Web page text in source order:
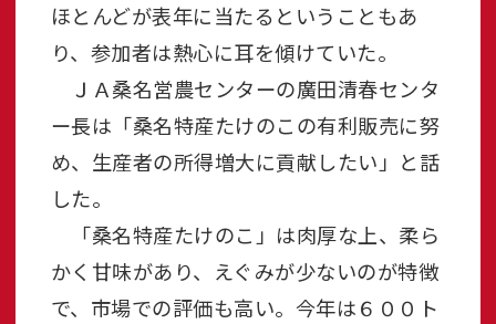
ほとんどが表年に当たるということもあ
り、参加者は熱心に耳を傾けていた。
ＪＡ桑名営農センターの廣田清春センタ
ー長は「桑名特産たけのこの有利販売に努
め、生産者の所得増大に貢献したい」と話
した。
「桑名特産たけのこ」は肉厚な上、柔ら
かく甘味があり、えぐみが少ないのが特徴
で、市場での評価も高い。今年は６００ト